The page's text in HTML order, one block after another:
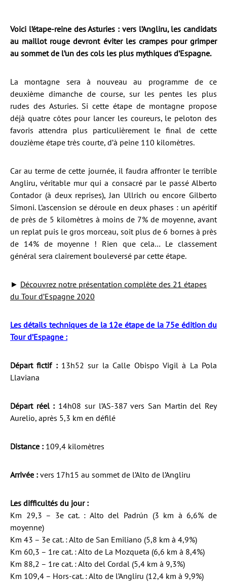
Voici l’étape-reine des Asturies : vers l’Angliru, les candidats
au maillot rouge devront éviter les crampes pour grimper
au sommet de l’un des cols les plus mythiques d’Espagne.
La montagne sera à nouveau au programme de ce
deuxième dimanche de course, sur les pentes les plus
rudes des Asturies. Si cette étape de montagne propose
déjà quatre côtes pour lancer les coureurs, le peloton des
favoris attendra plus particulièrement le final de cette
douzième étape très courte, d’à peine 110 kilomètres.
Car au terme de cette journée, il faudra affronter le terrible
Angliru, véritable mur qui a consacré par le passé Alberto
Contador (à deux reprises), Jan Ullrich ou encore Gilberto
Simoni. L’ascension se déroule en deux phases : un apéritif
de près de 5 kilomètres à moins de 7% de moyenne, avant
un replat puis le gros morceau, soit plus de 6 bornes à près
de 14% de moyenne ! Rien que cela… Le classement
général sera clairement bouleversé par cette étape.
► Découvrez notre présentation complète des 21 étapes
du Tour d’Espagne 2020
Les détails techniques de la 12e étape de la 75e édition du
Tour d’Espagne :
Départ fictif : 13h52 sur la Calle Obispo Vigil à La Pola
Llaviana
Départ réel : 14h08 sur l’AS-387 vers San Martin del Rey
Aurelio, après 5,3 km en défilé
Distance : 109,4 kilomètres
Arrivée : vers 17h15 au sommet de l’Alto de l’Angliru
Les difficultés du jour :
Km 29,3 – 3e cat. : Alto del Padrún (3 km à 6,6% de
moyenne)
Km 43 – 3e cat. : Alto de San Emiliano (5,8 km à 4,9%)
Km 60,3 – 1re cat. : Alto de La Mozqueta (6,6 km à 8,4%)
Km 88,2 – 1re cat. : Alto del Cordal (5,4 km à 9,3%)
Km 109,4 – Hors-cat. : Alto de l’Angliru (12,4 km à 9,9%)